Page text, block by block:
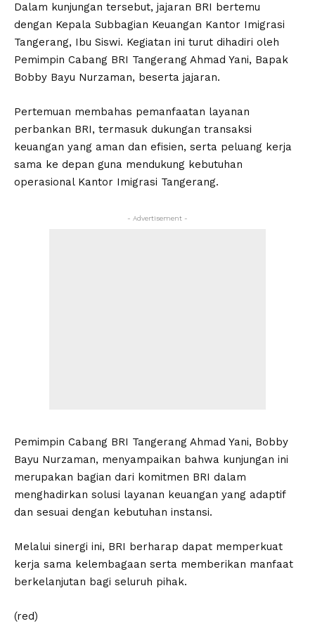
Dalam kunjungan tersebut, jajaran BRI bertemu
dengan Kepala Subbagian Keuangan Kantor Imigrasi
Tangerang, Ibu Siswi. Kegiatan ini turut dihadiri oleh
Pemimpin Cabang BRI Tangerang Ahmad Yani, Bapak
Bobby Bayu Nurzaman, beserta jajaran.
Pertemuan membahas pemanfaatan layanan
perbankan BRI, termasuk dukungan transaksi
keuangan yang aman dan efisien, serta peluang kerja
sama ke depan guna mendukung kebutuhan
operasional Kantor Imigrasi Tangerang.
- Advertisement -
Pemimpin Cabang BRI Tangerang Ahmad Yani, Bobby
Bayu Nurzaman, menyampaikan bahwa kunjungan ini
merupakan bagian dari komitmen BRI dalam
menghadirkan solusi layanan keuangan yang adaptif
dan sesuai dengan kebutuhan instansi.
Melalui sinergi ini, BRI berharap dapat memperkuat
kerja sama kelembagaan serta memberikan manfaat
berkelanjutan bagi seluruh pihak.
(red)